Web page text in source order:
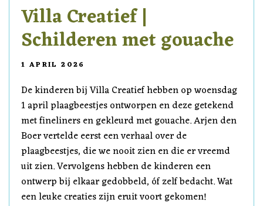
Villa Creatief |
Schilderen met gouache
1 APRIL 2026
De kinderen bij Villa Creatief hebben op woensdag
1 april plaagbeestjes ontworpen en deze getekend
met fineliners en gekleurd met gouache. Arjen den
Boer vertelde eerst een verhaal over de
plaagbeestjes, die we nooit zien en die er vreemd
uit zien. Vervolgens hebben de kinderen een
ontwerp bij elkaar gedobbeld, óf zelf bedacht. Wat
een leuke creaties zijn eruit voort gekomen!